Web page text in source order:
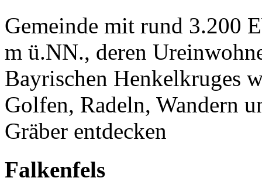
Gemeinde mit rund 3.200
m ü.NN., deren
Bayrischen Henkelkruges
Golfen, Radeln, Wandern
Gräber entdecken
Falkenfels